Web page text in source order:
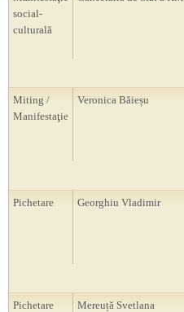
social-
culturală
Miting /
Manifestaţie
Veronica Băieșu
Pichetare Georghiu Vladimir
Pichetare Mereuță Svetlana